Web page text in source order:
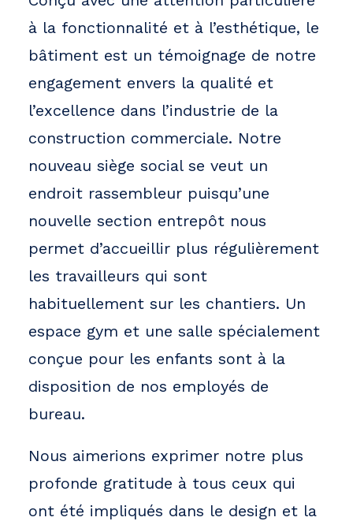
à la fonctionnalité et à l’esthétique, le
bâtiment est un témoignage de notre
engagement envers la qualité et
l’excellence dans l’industrie de la
construction commerciale. Notre
nouveau siège social se veut un
endroit rassembleur puisqu’une
nouvelle section entrepôt nous
permet d’accueillir plus régulièrement
les travailleurs qui sont
habituellement sur les chantiers. Un
espace gym et une salle spécialement
conçue pour les enfants sont à la
disposition de nos employés de
bureau.
Nous aimerions exprimer notre plus
profonde gratitude à tous ceux qui
ont été impliqués dans le design et la